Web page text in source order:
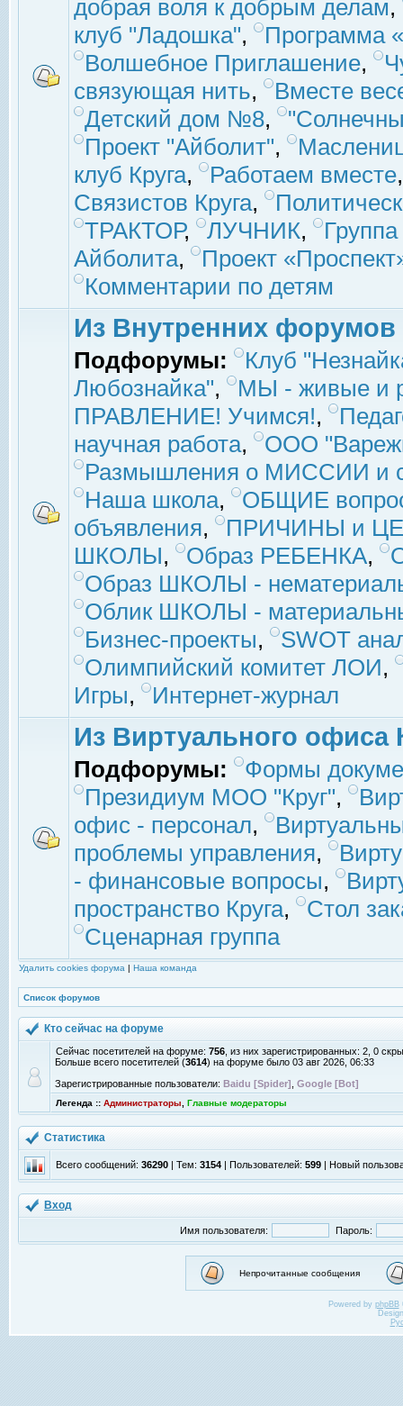
добрая воля к добрым делам,
клуб "Ладошка",
Программа
Волшебное Приглашение,
связующая нить,
Вместе
Детский дом №8,
Проект "Айболит",
клуб Круга, Работаем вместе
Связистов Круга,
ТРАКТОР, ЛУЧНИК,
Айболита,
Проект
Комментарии по детям
Из Внутренних форумов
Подфорумы:
Клуб
Любознайка",
МЫ - живые и
ПРАВЛЕНИЕ! Учимся!,
научная работа,
ООО
Размышления о МИССИИ и
Наша школа,
ОБЩИЕ
объявления,
ПРИЧИНЫ и
ШКОЛЫ, Образ РЕБЕНКА,
Образ ШКОЛЫ -
Облик ШКОЛЫ -
Бизнес-проекты,
SWOT
Олимпийский комитет ЛОИ,
Игры, Интернет-журнал
Из Виртуального офиса
Подфорумы:
Формы
Президиум МОО "Круг",
офис - персонал,
проблемы управления,
- финансовые вопросы,
пространство Круга,
Стол
Сценарная группа
Удалить cookies форума | Наша команда
Список форумов
Кто сейчас на форуме
Сейчас посетителей на форуме: 756 , из них зарегистрированных: 2, 0
Больше всего посетителей (3614) на форуме было 03 авг 2026, 06:33
Зарегистрированные пользователи: Baidu [Spider] Google [Bot]
Легенда :: Администраторы Главные модераторы
Статистика
Всего сообщений: 36290 | Тем: 3154 | Пользователей: 599 | Новый
Вход
Имя пользователя: Пароль:
Непрочитанные сообщения
Powered by phpBB